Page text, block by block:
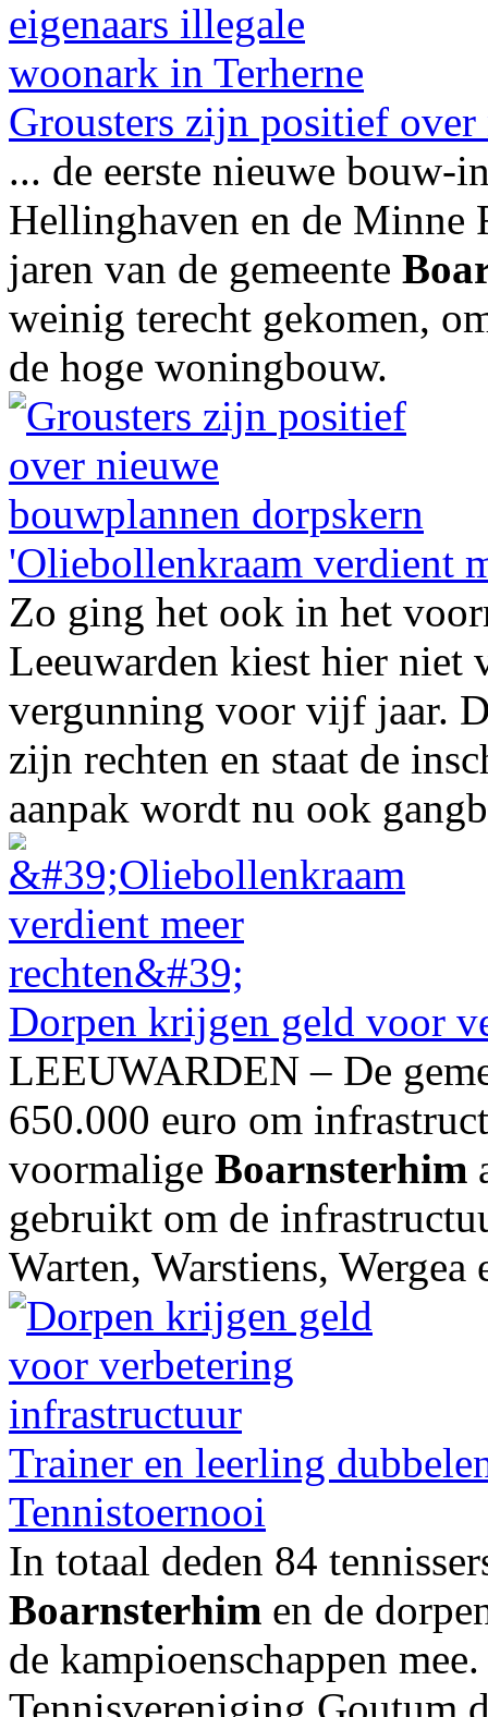
Grousters zijn positief
... de eerste nieuwe bouw-
Hellinghaven en de Minne
jaren van de gemeente
weinig terecht gekomen,
de hoge woningbouw.
'Oliebollenkraam verdient
Zo ging het ook in het
Leeuwarden kiest hier niet
vergunning voor vijf jaar.
zijn rechten en staat de
aanpak wordt nu ook
Dorpen krijgen geld voor
LEEUWARDEN – De
650.000 euro om
voormalige Boarnsterhim
gebruikt om de
Warten, Warstiens, Wergea
Trainer en leerling
Tennistoernooi
In totaal deden 84
Boarnsterhim en de
de kampioenschappen
Tennisvereniging Goutum